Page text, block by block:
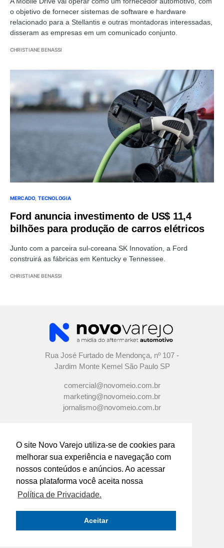
O site Novo Varejo utiliza-se de cookies para
melhorar sua experiência e navegação com
nossos conteúdos e anúncios. Ao acessar
nossa plataforma você aceita nossa
Política de Privacidade.
Aceitar
o objetivo de fornecer sistemas de software e hardware
relacionado para a Stellantis e outras montadoras interessadas,
disseram as empresas em um comunicado conjunto.
CHRISTIANE BENASSI
MERCADO TECNOLOGIA
Ford anuncia investimento de US$ 11,4
bilhões para produção de carros elétricos
Junto com a parceira sul-coreana SK Innovation, a Ford
construirá as fábricas em Kentucky e Tennessee.
CHRISTIANE BENASSI
Rua José Furtado de Mendonça, nº 107 -
Jardim Monte Kemel São Paulo SP
comercial@novomeio.com.br
marketing@novomeio.com.br
jornalismo@novomeio.com.br
CONFIRA AS NOSSAS REDES
SOCIAIS
O principal canal de comunicação de grandes
indústrias e distribuidores com os
empresários e profissionais das lojas de
componentes automotivos em todo o Brasil.